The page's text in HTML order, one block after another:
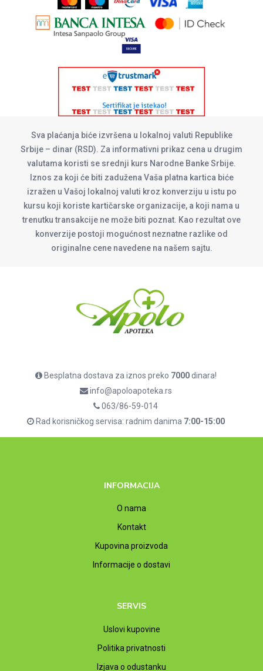
Sva plaćanja biće izvršena u lokalnoj valuti Republike
Srbije – dinar (RSD). Za informativni prikaz cena u drugim
valutama koristi se srednji kurs Narodne Banke Srbije.
Iznos za koji će biti zadužena Vaša platna kartica biće
izražen u Vašoj lokalnoj valuti kroz konverziju u istu po
kursu koji koriste kartičarske organizacije, a koji nama u
trenutku transakcije ne može biti poznat. Kao rezultat ove
konverzije postoji mogućnost neznatne razlike od
originalne cene navedene na našem sajtu.
Besplatna dostava za iznos preko 7000dinara!
info@apoloapoteka.rs
063/86-59-014
Rad korisničkog servisa: radnim danima 7:00-15:00
INFORMACIJA
O nama
Kontakt
Kupovina proizvoda
Informacije o dostavi
SERVIS
Uslovi kupovine
Politika privatnosti
Izjava o odustanku